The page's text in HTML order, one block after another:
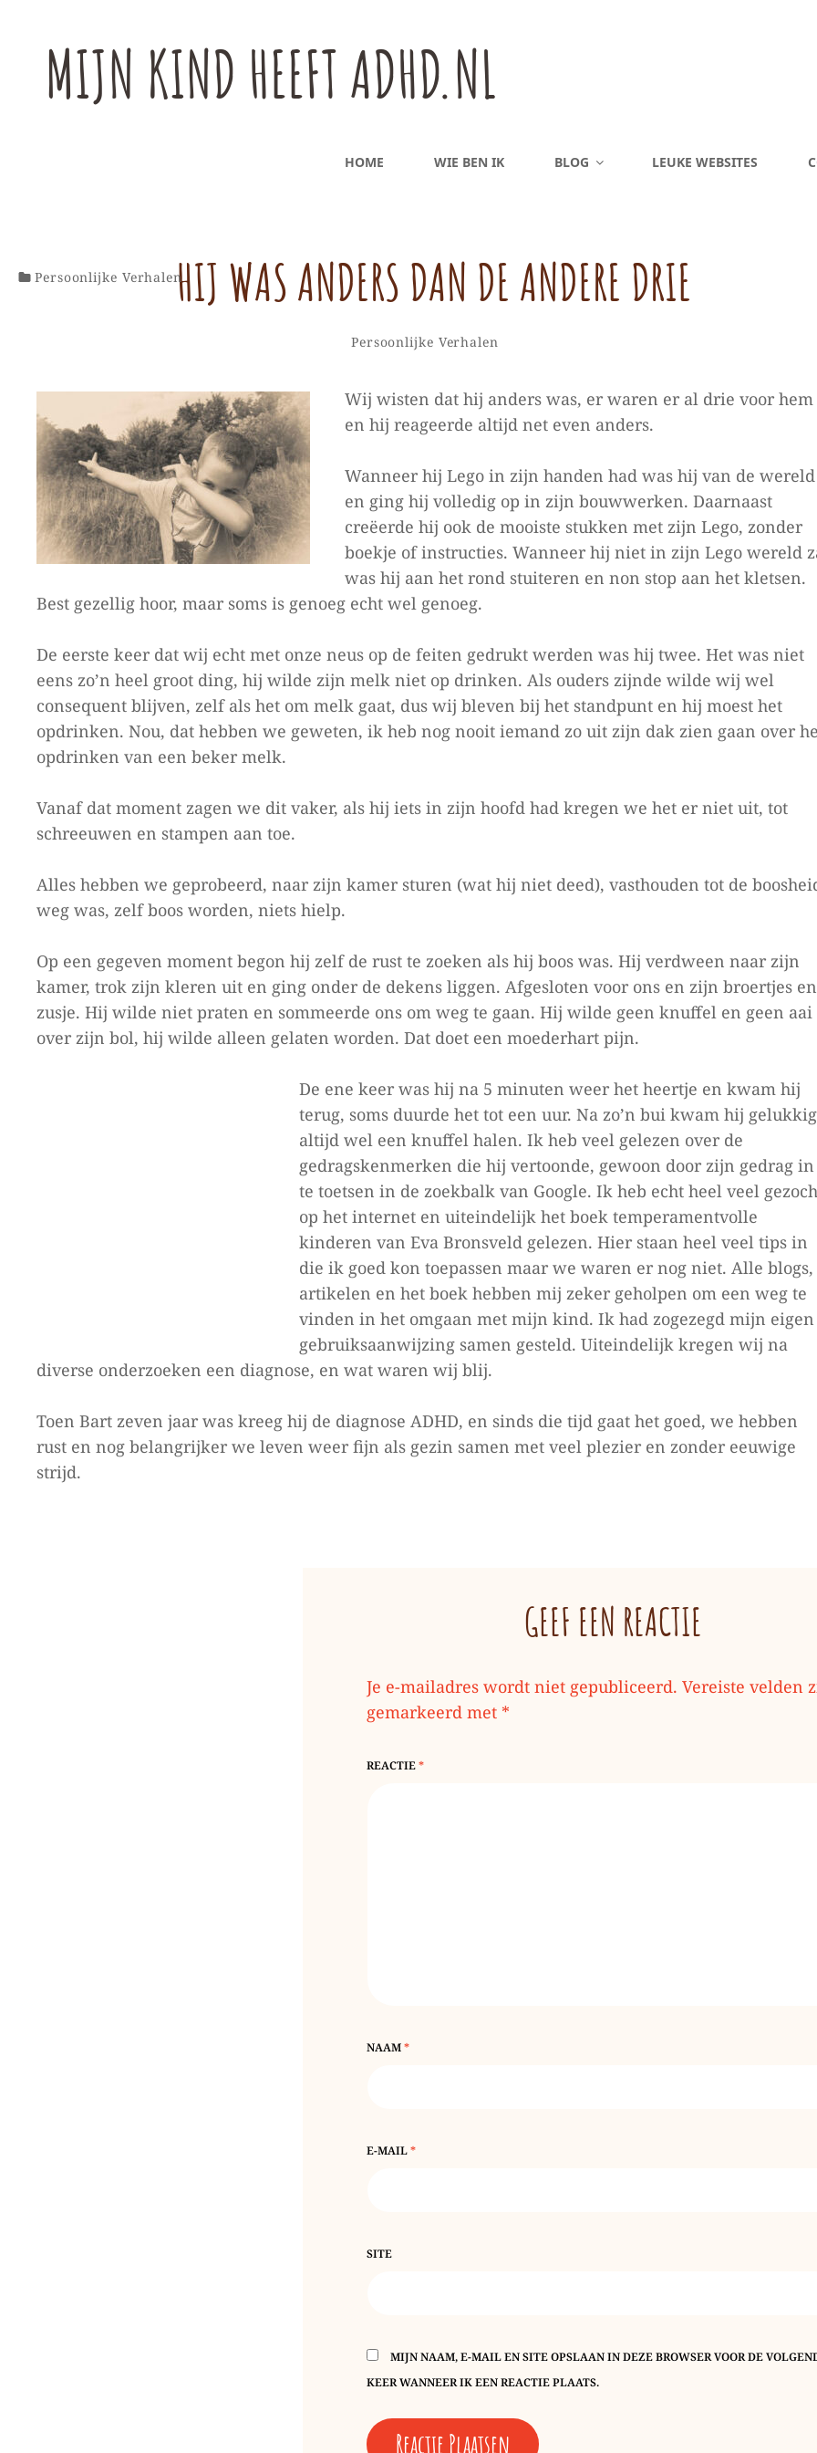
MIJN KIND HEEFT ADHD.NL
HOME WIE BEN IK BLOG LEUKE WEBSITES
HIJ WAS ANDERS DAN DE ANDERE DRIE
Categorieën
Persoonlijke Verhalen
achter
op
was
anders
dan
de
andere
Wij wisten dat hij anders was, er waren er al drie voor hem
en hij reageerde altijd net even anders.
Wanneer hij Lego in zijn handen had was hij van de wereld
en ging hij volledig op in zijn bouwwerken. Daarnaast
creëerde hij ook de mooiste stukken met zijn Lego, zonder
boekje of instructies. Wanneer hij niet in zijn Lego wereld
was hij aan het rond stuiteren en non stop aan het kletsen.
Best gezellig hoor, maar soms is genoeg echt wel genoeg.
De eerste keer dat wij echt met onze neus op de feiten gedrukt werden was hij twee. Het was niet
eens zo’n heel groot ding, hij wilde zijn melk niet op drinken. Als ouders zijnde wilde wij wel
consequent blijven, zelf als het om melk gaat, dus wij bleven bij het standpunt en hij moest het
opdrinken. Nou, dat hebben we geweten, ik heb nog nooit iemand zo uit zijn dak zien gaan over
opdrinken van een beker melk.
Vanaf dat moment zagen we dit vaker, als hij iets in zijn hoofd had kregen we het er niet uit, tot
schreeuwen en stampen aan toe.
Alles hebben we geprobeerd, naar zijn kamer sturen (wat hij niet deed), vasthouden tot de
weg was, zelf boos worden, niets hielp.
Op een gegeven moment begon hij zelf de rust te zoeken als hij boos was. Hij verdween naar zijn
kamer, trok zijn kleren uit en ging onder de dekens liggen. Afgesloten voor ons en zijn broertjes en
zusje. Hij wilde niet praten en sommeerde ons om weg te gaan. Hij wilde geen knuffel en geen aai
over zijn bol, hij wilde alleen gelaten worden. Dat doet een moederhart pijn.
De ene keer was hij na 5 minuten weer het heertje en kwam hij
terug, soms duurde het tot een uur. Na zo’n bui kwam hij gelukkig
altijd wel een knuffel halen. Ik heb veel gelezen over de
gedragskenmerken die hij vertoonde, gewoon door zijn gedrag in
te toetsen in de zoekbalk van Google. Ik heb echt heel veel
op het internet en uiteindelijk het boek temperamentvolle
kinderen van Eva Bronsveld gelezen. Hier staan heel veel tips in
die ik goed kon toepassen maar we waren er nog niet. Alle blogs,
artikelen en het boek hebben mij zeker geholpen om een weg te
vinden in het omgaan met mijn kind. Ik had zogezegd mijn eigen
gebruiksaanwijzing samen gesteld. Uiteindelijk kregen wij na
diverse onderzoeken een diagnose, en wat waren wij blij.
Toen Bart zeven jaar was kreeg hij de diagnose ADHD, en sinds die tijd gaat het goed, we hebben
rust en nog belangrijker we leven weer fijn als gezin samen met veel plezier en zonder eeuwige
strijd.
Categorieën
Persoonlijke Verhalen
GEEF EEN REACTIE
Je e-mailadres wordt niet gepubliceerd. Vereiste velden
gemarkeerd met *
REACTIE*
NAAM*
E-MAIL*
SITE
MIJN NAAM, E-MAIL EN SITE OPSLAAN IN DEZE BROWSER VOOR DE
KEER WANNEER IK EEN REACTIE PLAATS.